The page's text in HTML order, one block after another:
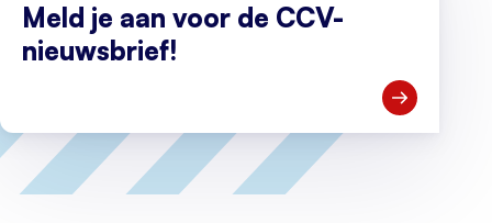
Meld je aan voor de CCV-
nieuwsbrief!
Open Meld